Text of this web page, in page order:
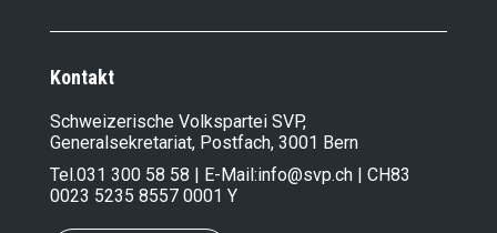
Kontakt
Schweizerische Volkspartei SVP,
Generalsekretariat, Postfach, 3001 Bern
Tel.031 300 58 58 | E-Mail:info@svp.ch | CH83
0023 5235 8557 0001 Y